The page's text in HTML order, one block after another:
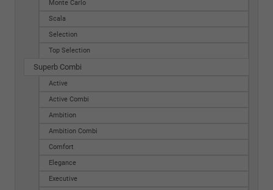
Monte Carlo
Scala
Selection
Top Selection
Superb Combi
Active
Active Combi
Ambition
Ambition Combi
Comfort
Elegance
Executive